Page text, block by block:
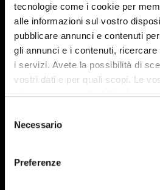
tecnologie come i cookie per
alle informazioni sul vostro
pubblicare annunci e contenuti
gli annunci e i contenuti,
i servizi. Avete la possibilità di
vostri dati e per quali scopi. Le
privacy sono applicabili solo su
modificare o revocare il proprio
momento dalla Dichiarazione sui
delNecessario
Preferenze
più account Piattaforma, ma a
piattaforma (per esempio a uno
per Xbox, a uno solo per